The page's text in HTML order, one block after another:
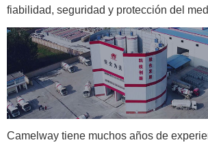
fiabilidad, seguridad y protección del
Camelway tiene muchos años de